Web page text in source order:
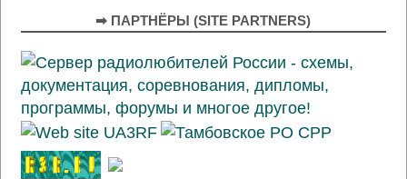
➡ ПАРТНЁРЫ (SITE PARTNERS)